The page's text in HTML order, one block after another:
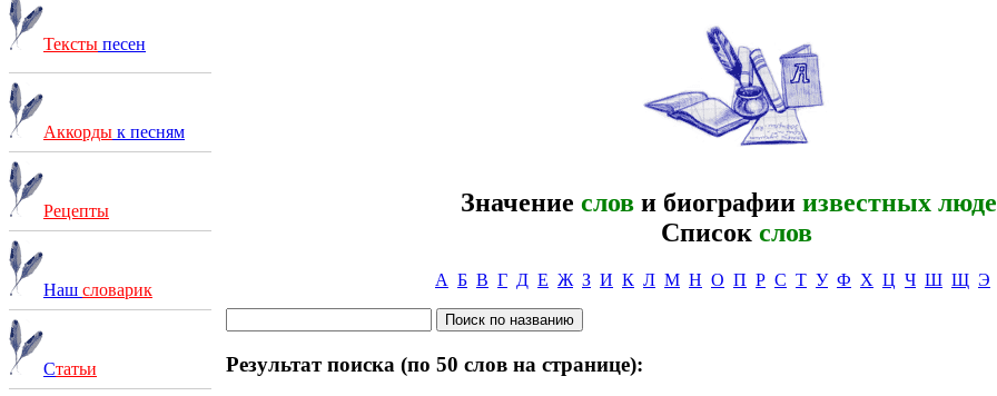
Тексты песен
Аккорды к песням
Рецепты
Наш словарик
Статьи
Значение слов и биографии известных
Список слов
А Б В Г Д Е Ж З И К Л М Н О П Р С Т У Ф Х Ц Ч Ш Щ Э
Результат поиска (по 50 слов на странице):